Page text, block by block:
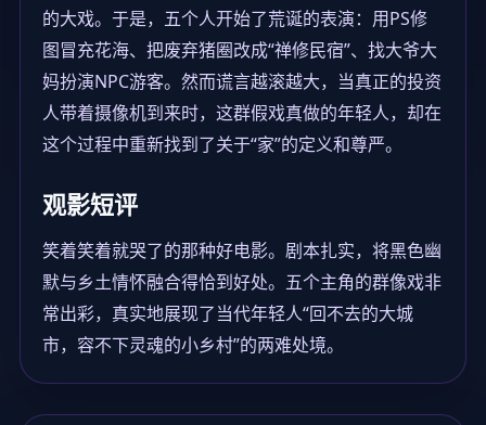
的大戏。于是，五个人开始了荒诞的表演：用PS修
图冒充花海、把废弃猪圈改成“禅修民宿”、找大爷大
妈扮演NPC游客。然而谎言越滚越大，当真正的投资
人带着摄像机到来时，这群假戏真做的年轻人，却在
这个过程中重新找到了关于“家”的定义和尊严。
观影短评
笑着笑着就哭了的那种好电影。剧本扎实，将黑色幽
默与乡土情怀融合得恰到好处。五个主角的群像戏非
常出彩，真实地展现了当代年轻人“回不去的大城
市，容不下灵魂的小乡村”的两难处境。